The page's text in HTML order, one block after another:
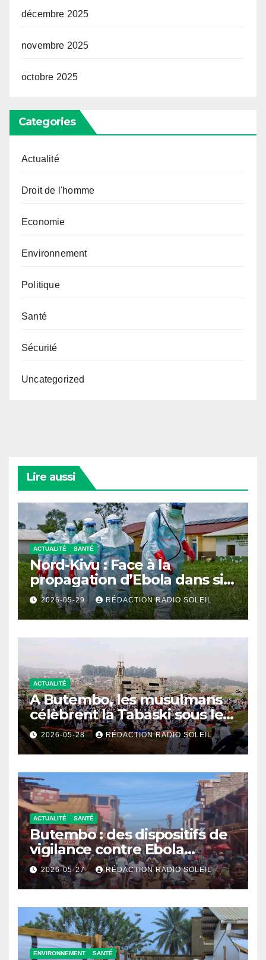
décembre 2025
novembre 2025
octobre 2025
Categories
Actualité
Droit de l'homme
Economie
Environnement
Politique
Santé
Sécurité
Uncategorized
Lire aussi
ACTUALITÉ SANTÉ
Nord-Kivu : Face à la
propagation d’Ebola dans six
zones de santé, le
gouvernement militaire
durcit les mesures de
prévention
2026-05-29 RÉDACTION RADIO SOLEIL
ACTUALITÉ
A Butembo, les musulmans
célèbrent la Tabaski sous le
signe du partage, de la paix
et de la prévention sanitaire
2026-05-28 RÉDACTION RADIO SOLEIL
ACTUALITÉ SANTÉ
Butembo : des dispositifs de
vigilance contre Ebola
traînent encore
2026-05-27 RÉDACTION RADIO SOLEIL
ENVIRONNEMENT SANTÉ